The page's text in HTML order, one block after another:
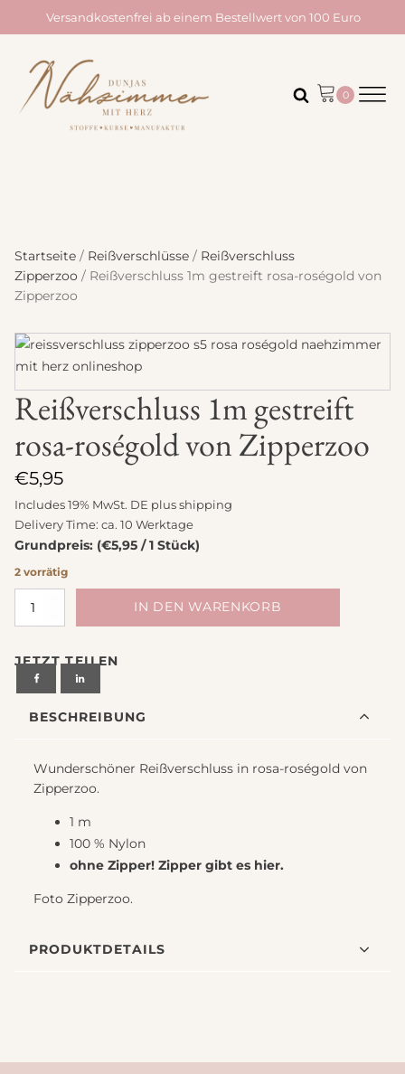
Versandkostenfrei ab einem Bestellwert von 100 Euro
Startseite / Reißverschlüsse / Reißverschluss
Zipperzoo / Reißverschluss 1m gestreift rosa-roségold von
Zipperzoo
Reißverschluss 1m gestreift
rosa-roségold von Zipperzoo
€5,95
Includes 19% MwSt. DE plusshipping
Delivery Time: ca. 10 Werktage
Grundpreis: (€5,95 / 1 Stück)
2 vorrätig
Reißverschluss
1m
rosa-
roségold
Zipperzoo
IN DEN WARENKORB
JETZT TEILEN
BESCHREIBUNG
Wunderschöner Reißverschluss in rosa-roségold von
Zipperzoo.
1 m
100 % Nylon
ohne Zipper! Zipper gibt es hier.
Foto Zipperzoo.
PRODUKTDETAILS